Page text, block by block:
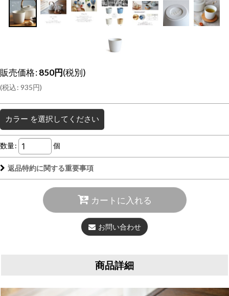
販売価格:850円(税別)
(税込: 935円)
カラー を選択してください
数量: 個
返品特約に関する重要事項
カートに入れる
お問い合わせ
商品詳細